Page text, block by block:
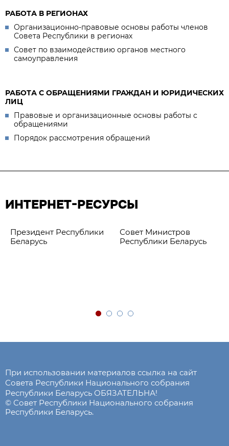
РАБОТА В РЕГИОНАХ
Организационно-правовые основы работы членов
Совета Республики в регионах
Совет по взаимодействию органов местного
самоуправления
РАБОТА С ОБРАЩЕНИЯМИ ГРАЖДАН И ЮРИДИЧЕСКИХ
ЛИЦ
Правовые и организационные основы работы с
обращениями
Порядок рассмотрения обращений
ИНТЕРНЕТ-РЕСУРСЫ
Президент Республики
Беларусь
Совет Министров
Республики Беларусь
При использовании материалов ссылка на сайт
Совета Республики Национального собрания
Республики Беларусь ОБЯЗАТЕЛЬНА!
© Совет Республики Национального собрания
Республики Беларусь.